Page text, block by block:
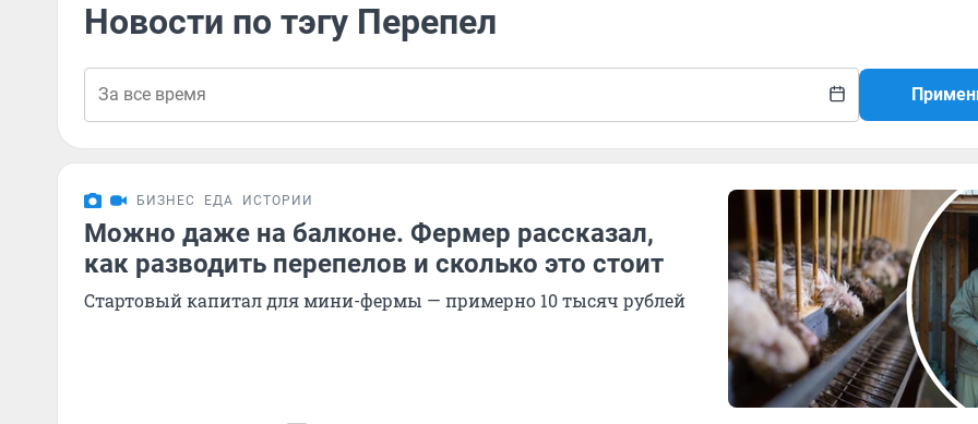
Новости по тэгу Перепел
БИЗНЕС ЕДА ИСТОРИИ
Можно даже на балконе. Фермер рассказал,
как разводить перепелов и сколько это стоит
Стартовый капитал для мини-фермы — примерно 10 тысяч рублей